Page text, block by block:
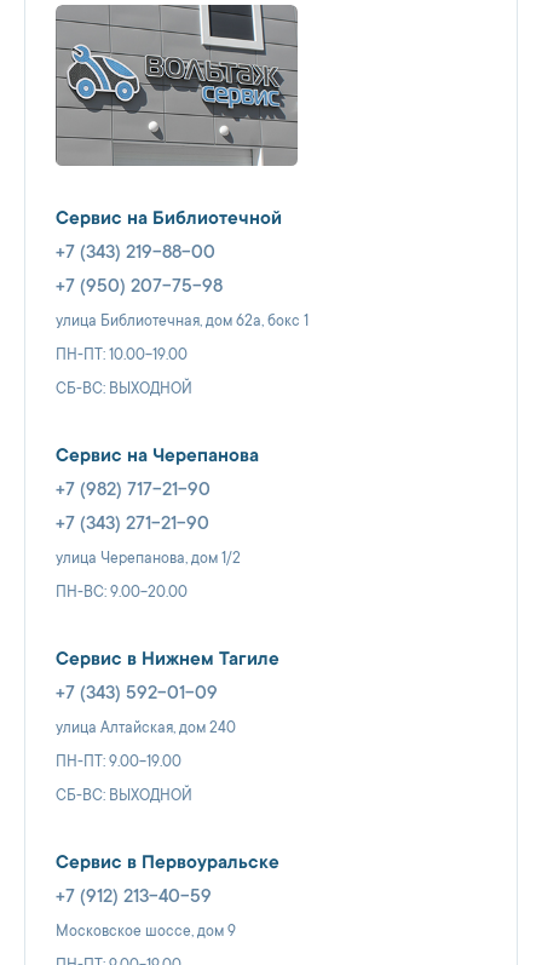
Сервис на Библиотечной
+7 (343) 219-88-00
+7 (950) 207-75-98
улица Библиотечная, дом 62а, бокс 1
ПН-ПТ: 10.00-19.00
СБ-ВС: ВЫХОДНОЙ
Сервис на Черепанова
+7 (982) 717-21-90
+7 (343) 271-21-90
улица Черепанова, дом 1/2
ПН-ВС: 9.00-20.00
Сервис в Нижнем Тагиле
+7 (343) 592-01-09
улица Алтайская, дом 240
ПН-ПТ: 9.00-19.00
СБ-ВС: ВЫХОДНОЙ
Сервис в Первоуральске
+7 (912) 213-40-59
Московское шоссе, дом 9